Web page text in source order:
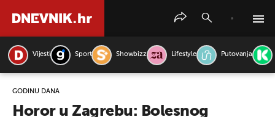
Vijesti Sport Showbizz Lifestyle Putovanja
GODINU DANA
Horor u Zagrebu: Bolesnog
PRETRAŽITE VIJESTI